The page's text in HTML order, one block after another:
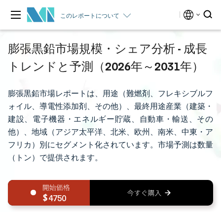
このレポートについて
膨張黒鉛市場規模・シェア分析 - 成長
トレンドと予測（2026年～2031年）
膨張黒鉛市場レポートは、用途（難燃剤、フレキシブルフ
ォイル、導電性添加剤、その他）、最終用途産業（建築・
建設、電子機器・エネルギー貯蔵、自動車・輸送、その
他）、地域（アジア太平洋、北米、欧州、南米、中東・ア
フリカ）別にセグメント化されています。市場予測は数量
（トン）で提供されます。
4750